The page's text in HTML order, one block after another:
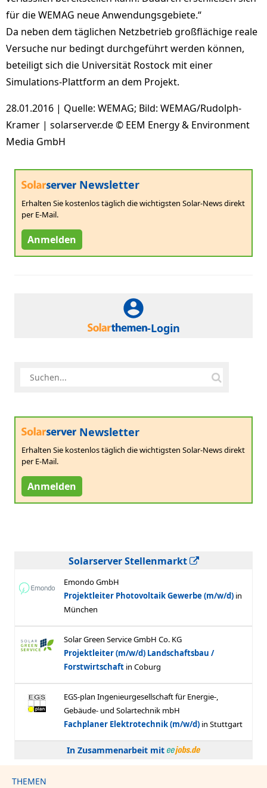
für die WEMAG neue Anwendungsgebiete.“
Da neben dem täglichen Netzbetrieb großflächige reale
Versuche nur bedingt durchgeführt werden können,
beteiligt sich die Universität Rostock mit einer
Simulations-Plattform an dem Projekt.
28.01.2016 | Quelle: WEMAG; Bild: WEMAG/Rudolph-
Kramer | solarserver.de © EEM Energy & Environment
Media GmbH
Newsletter
Erhalten Sie kostenlos täglich die wichtigsten Solar-News direkt
per E-Mail.
Anmelden
-Login
Newsletter
Erhalten Sie kostenlos täglich die wichtigsten Solar-News direkt
per E-Mail.
Anmelden
Solarserver Stellenmarkt
In Zusammenarbeit mit
THEMEN